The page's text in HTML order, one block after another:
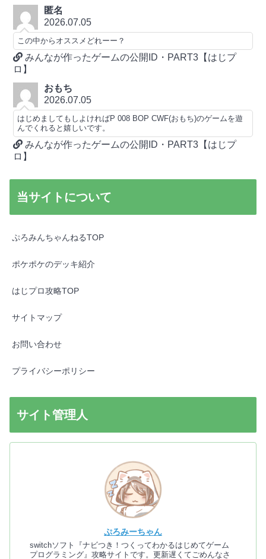
匿名
2026.07.05
この中からオススメどれーー？
みんなが作ったゲームの公開ID・PART3【はじプ
ロ】
おもち
2026.07.05
はじめましてもしよければP 008 BOP CWF(おもち)のゲームを遊
んでくれると嬉しいです。
みんなが作ったゲームの公開ID・PART3【はじプ
ロ】
当サイトについて
ぷろみんちゃんねるTOP
ポケポケのデッキ紹介
はじプロ攻略TOP
サイトマップ
お問い合わせ
プライバシーポリシー
サイト管理人
ぷろみーちゃん
switchソフト『ナビつき！つくってわかるはじめてゲーム
プログラミング』攻略サイトです。更新遅くてごめんなさ